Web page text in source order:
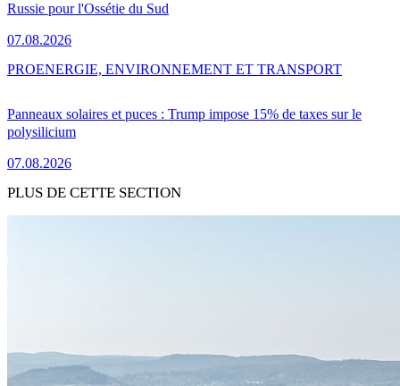
Russie pour l'Ossétie du Sud
07.08.2026
Panneaux solaires et puces : Trump impose 15% de taxes sur le
polysilicium
07.08.2026
PROENERGIE, ENVIRONNEMENT ET TRANSPORT
PLUS DE CETTE SECTION